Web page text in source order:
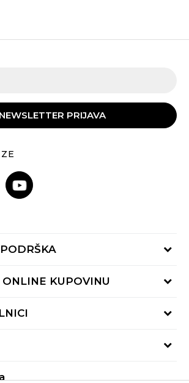
NEWSLETTER PRIJAVA
KUPOVINU
programa